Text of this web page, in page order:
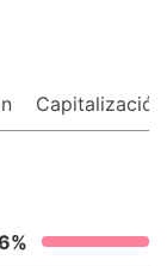
Capitalización
%